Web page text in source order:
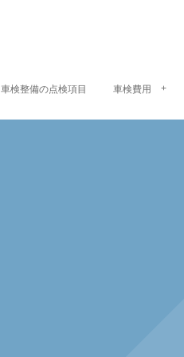
車検整備の点検項目 車検費用